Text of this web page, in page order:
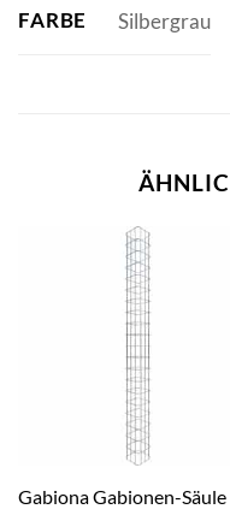
FARBE Silbergrau
Gabiona Gabionen-Säule